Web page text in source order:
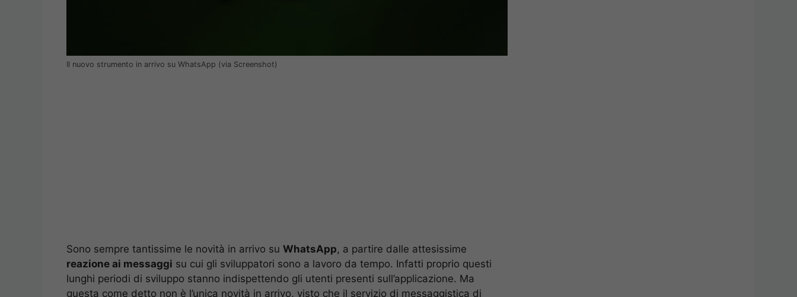
Il nuovo strumento in arrivo su WhatsApp (via Screenshot)
Sono sempre tantissime le novità in arrivo su WhatsApp, a partire dalle attesissime
reazione ai messaggi su cui gli sviluppatori sono a lavoro da tempo. Infatti proprio questi
lunghi periodi di sviluppo stanno indispettendo gli utenti presenti sull’applicazione. Ma
questa come detto non è l’unica novità in arrivo, visto che il servizio di messaggistica di